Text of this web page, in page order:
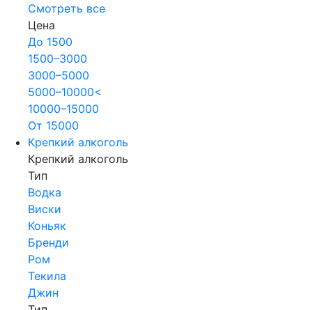
Смотреть все
Цена
До 1500
1500–3000
3000–5000
5000–10000<
10000–15000
От 15000
Крепкий алкоголь
Крепкий алкоголь
Тип
Водка
Виски
Коньяк
Бренди
Ром
Текила
Джин